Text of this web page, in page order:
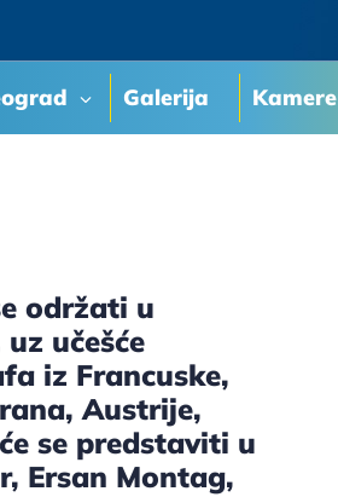
Galerija Kamere
održati u
učešće
iz Francuske,
Austrije,
se predstaviti u
Ersan Montag,